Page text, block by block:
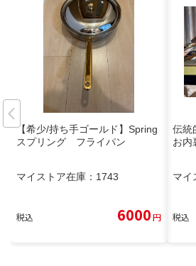
【希少/持ち手ゴールド】Spring
スプリング フライパン
マイストア在庫： 1743
税込 6000円
伝
お
マイ
税込